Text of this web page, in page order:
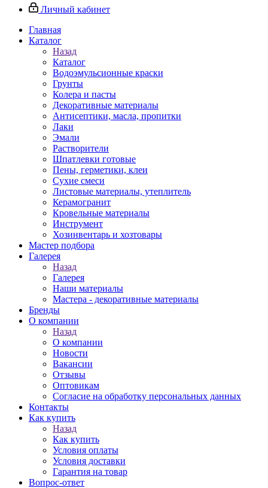
Личный кабинет
Главная
Каталог
Назад
Каталог
Водоэмульсионные краски
Грунты
Колера и пасты
Декоративные материалы
Антисептики, масла, пропитки
Лаки
Эмали
Растворители
Шпатлевки готовые
Пены, герметики, клеи
Сухие смеси
Листовые материалы, утеплитель
Керамогранит
Кровельные материалы
Инструмент
Хозинвентарь и хозтовары
Мастер подбора
Галерея
Назад
Галерея
Наши материалы
Мастера - декоративные материалы
Бренды
О компании
Назад
О компании
Новости
Вакансии
Отзывы
Оптовикам
Cогласие на обработку персональных данных
Контакты
Как купить
Назад
Как купить
Условия оплаты
Условия доставки
Гарантия на товар
Вопрос-ответ